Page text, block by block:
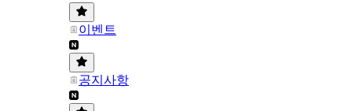
이벤트
공지사항